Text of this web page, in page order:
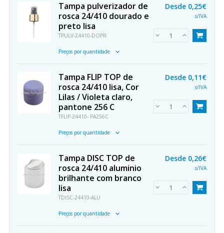
Tampa pulverizador de
rosca 24/410 dourado e
preto lisa
TPULV-24410-DOPR
Preços por quantidade
Desde 0,25€
s/IVA
Tampa FLIP TOP de
rosca 24/410 lisa, Cor
Lilas / Violeta claro,
pantone 256 C
TFLIP-24410- PA256C
Preços por quantidade
Desde 0,11€
s/IVA
Tampa DISC TOP de
rosca 24/410 aluminio
brilhante com branco
lisa
TDISC-24410-ALU
Preços por quantidade
Desde 0,26€
s/IVA